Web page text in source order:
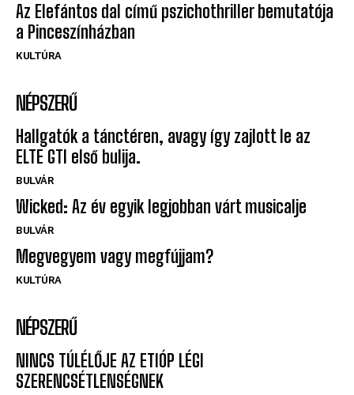
Az Elefántos dal című pszichothriller bemutatója
a Pinceszínházban
KULTÚRA
NÉPSZERŰ
Hallgatók a tánctéren, avagy így zajlott le az
ELTE GTI első bulija.
BULVÁR
Wicked: Az év egyik legjobban várt musicalje
BULVÁR
Megvegyem vagy megfújjam?
KULTÚRA
NÉPSZERŰ
NINCS TÚLÉLŐJE AZ ETIÓP LÉGI
SZERENCSÉTLENSÉGNEK